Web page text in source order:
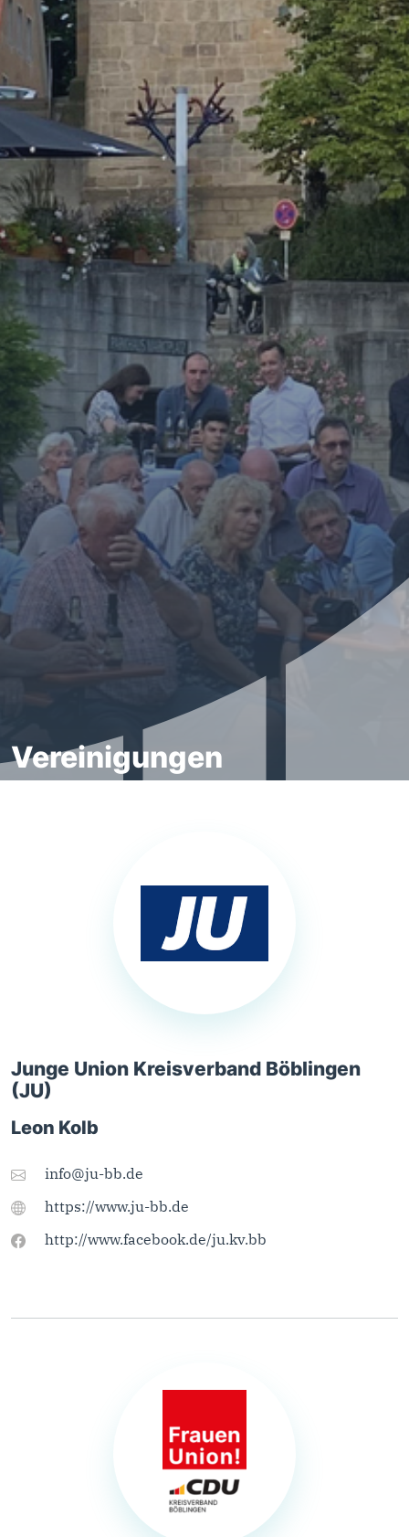
Vereinigungen
Junge Union Kreisverband Böblingen
(JU)
Leon Kolb
info@ju-bb.de
https://www.ju-bb.de
http://www.facebook.de/ju.kv.bb